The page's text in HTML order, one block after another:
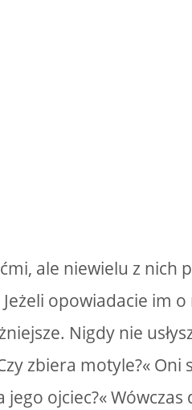
ale niewielu z nich
opowiadacie im
Nigdy nie
zbiera motyle?«
ojciec?«